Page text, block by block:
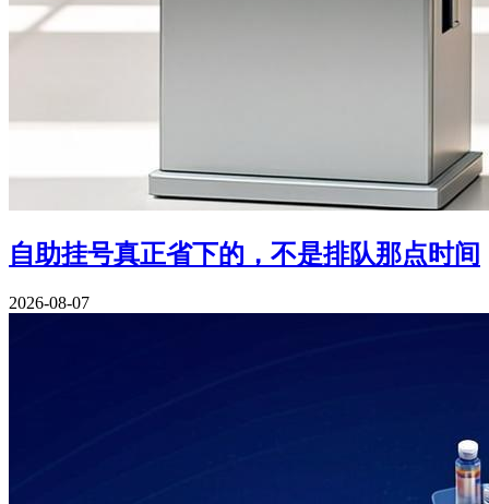
自助挂号真正省下的，不是排队那点时间
2026-08-07